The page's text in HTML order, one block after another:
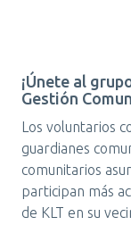
¡Únete al
Gestión
Los voluntarios
guardianes
comunitarios
participan más
de KLT en su